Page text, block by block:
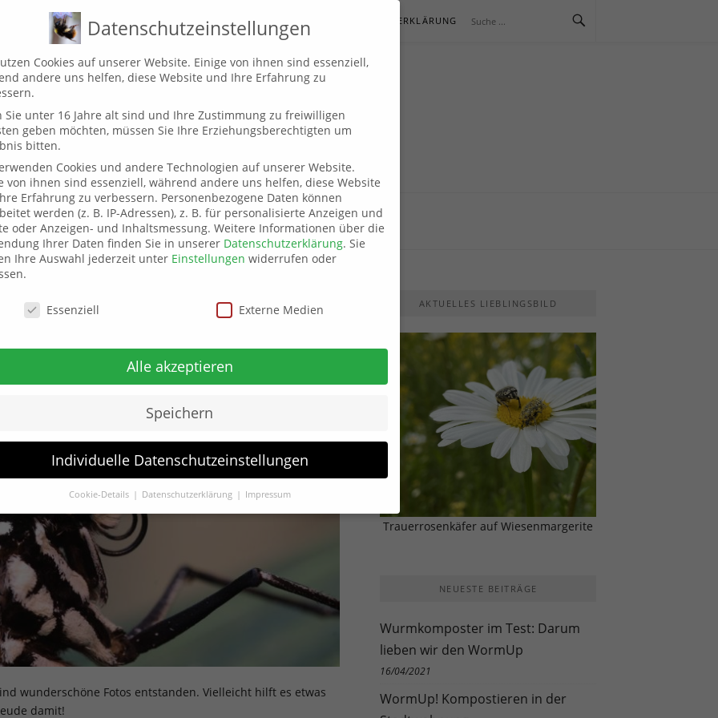
WAS FLIEGT HIER? MAKROKOSMOS IMPRESSUM DATENSCHUTZERKLÄRUNG
UND POLLE
Coronajahr 2020
wunderschöne Fotos entstanden. Vielleicht hilft es etwas
damit!
AKTUELLES LIEBLINGSBILD
Trauerrosenkäfer auf Wiesenmargerite
NEUESTE BEITRÄGE
Wurmkomposter im Test: Darum
lieben wir den WormUp
16/04/2021
WormUp! Kompostieren in der
Datenschutzeinstellungen
Cookies auf unserer Website. Einige von ihnen sind essenziell,
andere uns helfen, diese Website und Ihre Erfahrung zu
Sie unter 16 Jahre alt sind und Ihre Zustimmung zu freiwilligen
geben möchten, müssen Sie Ihre Erziehungsberechtigten um
bitten.
Cookies und andere Technologien auf unserer Website.
von ihnen sind essenziell, während andere uns helfen, diese Website
Erfahrung zu verbessern. Personenbezogene Daten können
werden (z. B. IP-Adressen), z. B. für personalisierte Anzeigen und
oder Anzeigen- und Inhaltsmessung. Weitere Informationen über die
Ihrer Daten finden Sie in unserer Datenschutzerklärung. Sie
Ihre Auswahl jederzeit unter Einstellungen widerrufen oder
Essenziell Externe Medien
Alle akzeptieren
Speichern
Individuelle Datenschutzeinstellungen
Cookie-Details Datenschutzerklärung Impressum
Datenschutzeinstellungen
Sie unter 16 Jahre alt sind und Ihre Zustimmung zu freiwilligen
geben möchten, müssen Sie Ihre Erziehungsberechtigten um
bitten.
Cookies und andere Technologien auf unserer Website.
von ihnen sind essenziell, während andere uns helfen, diese Website
Erfahrung zu verbessern.
Personenbezogene Daten können
werden (z. B. IP-Adressen), z. B. für personalisierte Anzeigen und
oder Anzeigen- und Inhaltsmessung. Weitere Informationen über die
Sie eine Übersicht über alle verwendeten Cookies. Sie können
zu ganzen Kategorien geben oder sich weitere